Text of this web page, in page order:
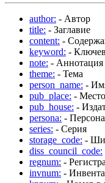
author: - Автор
title: - Заглавие
content: -
keyword: -
note: - Аннотация
theme: - Тема
person_name: -
pub_place: -
pub_house: -
persona: -
series: - Серия
storage_code: -
diss_council_code:
regnum: -
invnum: -